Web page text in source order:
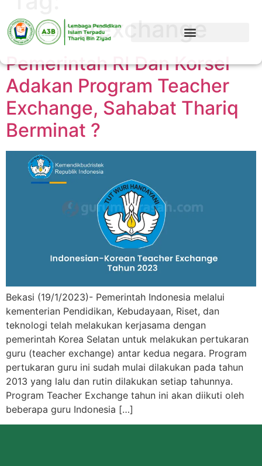
teacherexchange
Pemerintah RI Dan Korsel
Adakan Program Teacher
Exchange, Sahabat Thariq
Berminat ?
Bekasi (19/1/2023)- Pemerintah Indonesia melalui
kementerian Pendidikan, Kebudayaan, Riset, dan
teknologi telah melakukan kerjasama dengan
pemerintah Korea Selatan untuk melakukan pertukaran
guru (teacher exchange) antar kedua negara. Program
pertukaran guru ini sudah mulai dilakukan pada tahun
2013 yang lalu dan rutin dilakukan setiap tahunnya.
Program Teacher Exchange tahun ini akan diikuti oleh
beberapa guru Indonesia […]